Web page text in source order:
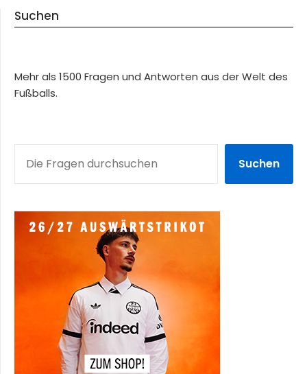
Suchen
Mehr als 1500 Fragen und Antworten aus der Welt des
Fußballs.
Suchen